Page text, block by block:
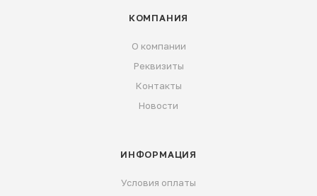
КОМПАНИЯ
О компании
Реквизиты
Контакты
Новости
ИНФОРМАЦИЯ
Условия оплаты